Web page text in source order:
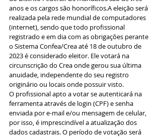
anos e os cargos são honoríficos.A eleição será
realizada pela rede mundial de computadores
(internet), sendo que todo profissional
registrado e em dia com as obrigações perante
o Sistema Confea/Crea até 18 de outubro de
2023 é considerado eleitor. Ele votará na
circunscrição do Crea onde gerou sua última
anuidade, independente do seu registro
originário ou locais onde possuir visto.
O profissional apto a votar se autenticará na
ferramenta através de login (CPF) e senha
enviada por e-mail e/ou mensagem de celular,
por isso, é imprescindível a atualização dos
dados cadastrais. O período de votação será